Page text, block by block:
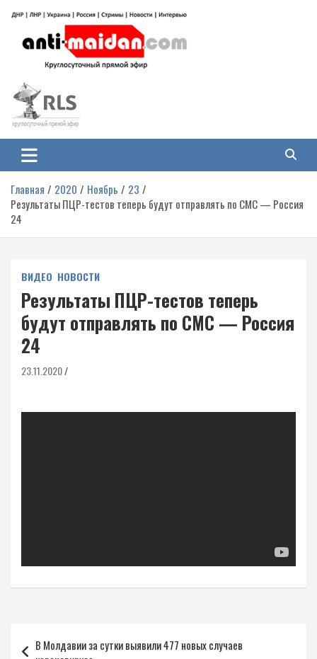
содержимому
Антимайдан: Гражданская война
на Украине
гражданской войне на Украине, включая события в Новороссии, ДНР,
ЛНР и других регионах.
Главная 2020 Ноябрь
23
Результаты ПЦР-тестов теперь будут отправлять по СМС — Россия
24
ВИДЕО НОВОСТИ
Результаты ПЦР-тестов теперь
будут отправлять по СМС — Россия
24
23.11.2020
В Молдавии за сутки выявили 477 новых случаев